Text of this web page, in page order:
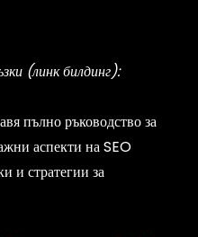
(линк билдинг):
пълно ръководство за
аспекти на SEO
и стратегии за